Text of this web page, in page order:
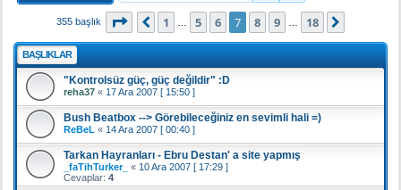
355 başlık . sayfa (Toplam 18sayfa)
Önceki
1 5 6 7 8 9 18
BAŞLIKLAR
"Kontrolsüz güç, güç değildir" :D
reha37 « 17 Ara 2007 [ 15:50 ]
Bush Beatbox --> Görebileceğiniz en sevimli hali =)
ReBeL « 14 Ara 2007 [ 00:40 ]
Tarkan Hayranları - Ebru Destan' a site yapmış
_faTihTurker_ « 10 Ara 2007 [ 17:29 ]
Cevaplar: 4